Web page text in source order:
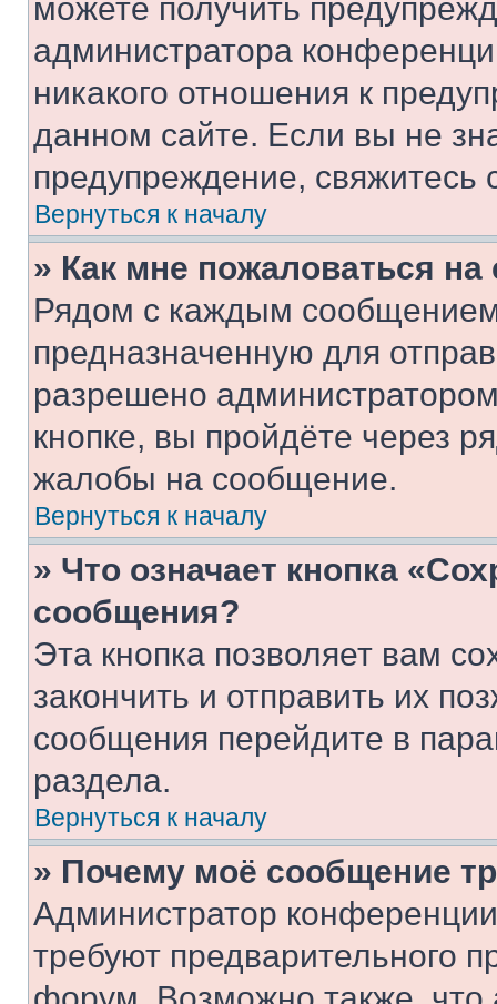
можете получить
администратора
никакого отношения к
данном сайте. Если вы не
предупреждение,
Вернуться к началу
» Как мне пожаловаться
Рядом с каждым сообщением
предназначенную для
разрешено
кнопке, вы пройдёте через
жалобы на сообщение.
Вернуться к началу
» Что означает кнопка
сообщения?
Эта кнопка позволяет вам
закончить и отправить их
сообщения перейдите в
раздела.
Вернуться к началу
» Почему моё сообщение
Администратор
требуют предварительного